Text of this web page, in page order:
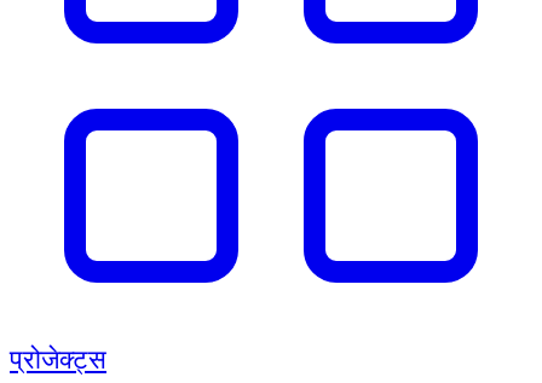
प्रोजेक्ट्स